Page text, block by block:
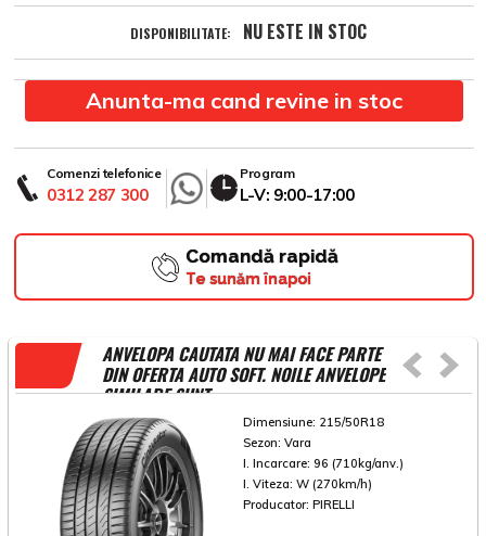
DISPONIBILITATE: NU ESTE IN STOC
Anunta-ma cand revine in stoc
Comenzi telefonice
0312 287 300
Program
L-V: 9:00-17:00
Comandă rapidă
Te sunăm înapoi
ANVELOPA CAUTATA NU MAI FACE PARTE
DIN OFERTA AUTO SOFT. NOILE ANVELOPE
SIMILARE SUNT
Dimensiune: 215/50R18
Sezon: Vara
I. Incarcare: 96 (710kg/anv.)
I. Viteza: W (270km/h)
Producator: PIRELLI